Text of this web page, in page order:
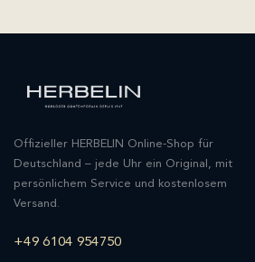
Offizieller HERBELIN Online-Shop für
Deutschland – jede Uhr ein Original, mit
persönlichem Service und kostenlosem
Versand.
+49 6104 954750